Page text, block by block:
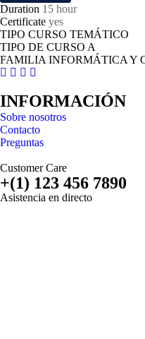
Duration 15 hour
Certificate yes
TIPO CURSO TEMÁTICO
TIPO DE CURSO A
FAMILIA INFORMÁTICA Y
INFORMACIÓN
Sobre nosotros
Contacto
Preguntas
Customer Care
+(1) 123 456 7890
Asistencia en directo